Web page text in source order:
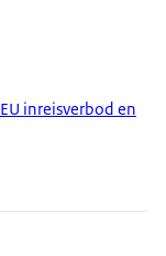
inreisverbod en